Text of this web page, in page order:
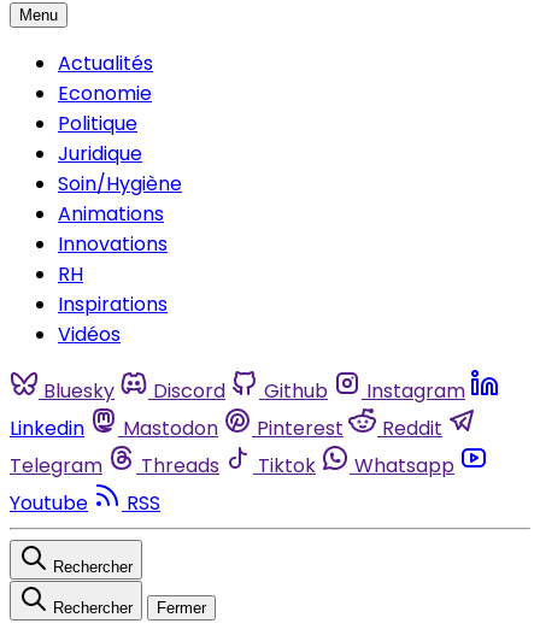
Menu
Actualités
Economie
Politique
Juridique
Soin/Hygiène
Animations
Innovations
RH
Inspirations
Vidéos
Bluesky Discord Github
Instagram
Linkedin
Mastodon Pinterest
Reddit
Telegram
Threads Tiktok
Whatsapp
Youtube
RSS
Rechercher
Rechercher Fermer